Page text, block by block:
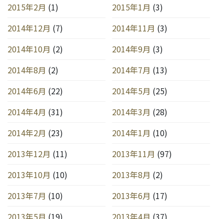
2015年2月 (1) 2015年1月 (3)
2014年12月 (7) 2014年11月 (3)
2014年10月 (2) 2014年9月 (3)
2014年8月 (2) 2014年7月 (13)
2014年6月 (22) 2014年5月 (25)
2014年4月 (31) 2014年3月 (28)
2014年2月 (23) 2014年1月 (10)
2013年12月 (11) 2013年11月 (97)
2013年10月 (10) 2013年8月 (2)
2013年7月 (10) 2013年6月 (17)
2013年5月 (19) 2013年4月 (37)